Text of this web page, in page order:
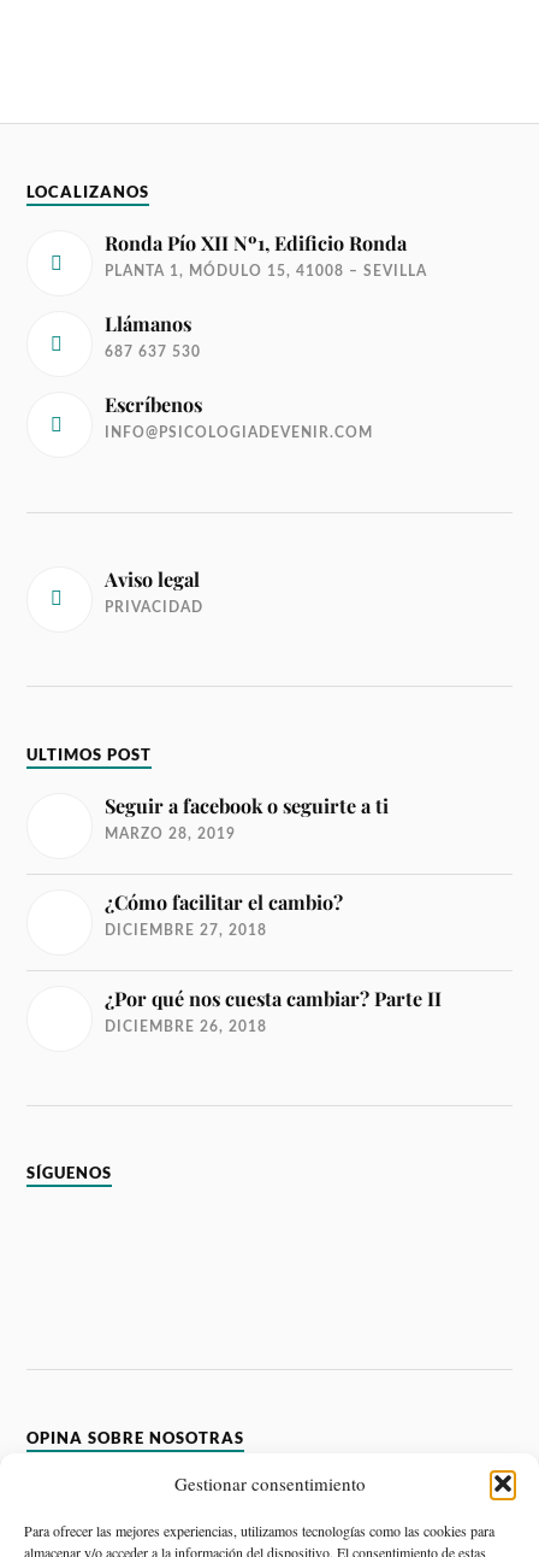
Gestionar consentimiento
Para ofrecer las mejores experiencias, utilizamos tecnologías como las cookies para
almacenar y/o acceder a la información del dispositivo. El consentimiento de estas
LOCALIZANOS
Ronda Pío XII Nº1, Edificio Ronda
PLANTA 1, MÓDULO 15, 41008 – SEVILLA
Llámanos
687 637 530
Escríbenos
INFO@PSICOLOGIADEVENIR.COM
Aviso legal
PRIVACIDAD
ULTIMOS POST
Seguir a facebook o seguirte a ti
MARZO 28, 2019
¿Cómo facilitar el cambio?
DICIEMBRE 27, 2018
¿Por qué nos cuesta cambiar? Parte II
DICIEMBRE 26, 2018
SÍGUENOS
OPINA SOBRE NOSOTRAS
Devenir. Psicología y Salud
Basado en 1 reseñas.